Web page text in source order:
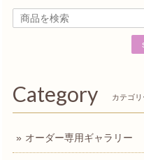
Category カテゴリ
オーダー専用ギャラリー